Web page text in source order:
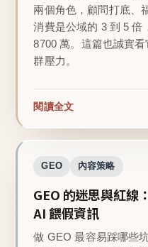
兩個角色，顧問打底、
消費是公域的 3 到 5 倍
8700 萬。這篇也誠實
群壓力。
閱讀全文
GEO 內容策略
GEO 的迷思與紅線
AI 餵假資訊
做 GEO 最容易踩哪些